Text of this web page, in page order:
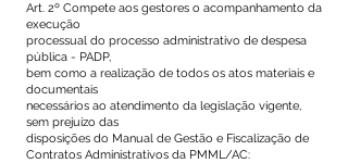
Art. 2º Compete aos gestores o acompanhamento da
execução
processual do processo administrativo de despesa
pública - PADP,
bem como a realização de todos os atos materiais e
documentais
necessários ao atendimento da legislação vigente,
sem prejuízo das
disposições do Manual de Gestão e Fiscalização de
Contratos Administrativos da PMML/AC: